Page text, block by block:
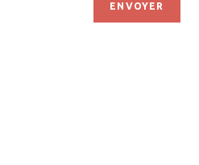
ENVOYER